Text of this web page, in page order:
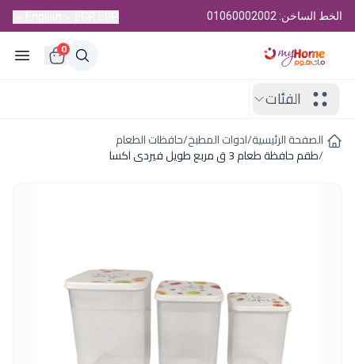
الخط الساخن: 01060002002
0
الفئات
الصفحة الرئيسية/ادوات المطبخ/حافظات الطعام
/طقم حافظة طعام 3 ق مربع طويل فيردى اكسا